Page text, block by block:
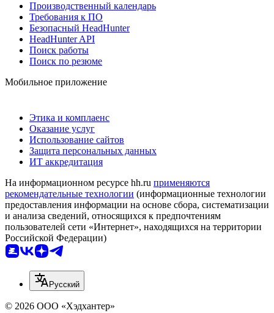
Производственный календарь
Требования к ПО
Безопасный HeadHunter
HeadHunter API
Поиск работы
Поиск по резюме
Мобильное приложение
Этика и комплаенс
Оказание услуг
Использование сайтов
Защита персональных данных
ИТ аккредитация
На информационном ресурсе hh.ru применяются
рекомендательные технологии (информационные технологии
предоставления информации на основе сбора, систематизации
и анализа сведений, относящихся к предпочтениям
пользователей сети «Интернет», находящихся на территории
Российской Федерации)
Русский
© 2026 ООО «Хэдхантер»